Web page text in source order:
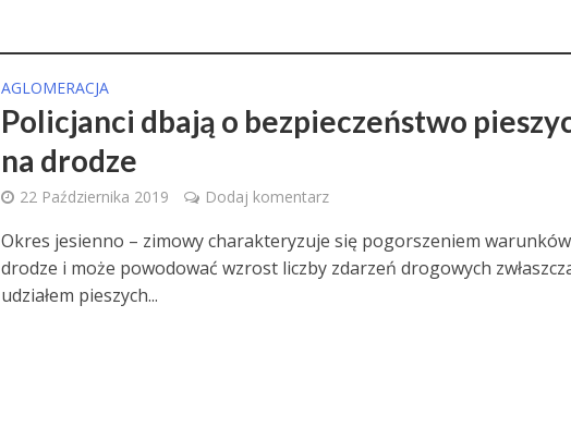
AGLOMERACJA
Policjanci dbają o bezpieczeństwo
na drodze
22 Października 2019 Dodaj komentarz
Okres jesienno – zimowy charakteryzuje się pogorszeniem
drodze i może powodować wzrost liczby zdarzeń drogowych
udziałem pieszych...